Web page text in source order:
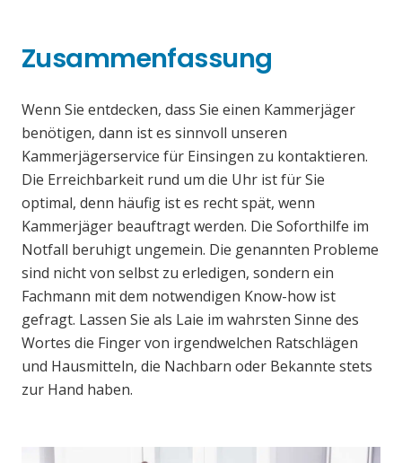
Zusammenfassung
Wenn Sie entdecken, dass Sie einen Kammerjäger
benötigen, dann ist es sinnvoll unseren
Kammerjägerservice für Einsingen zu kontaktieren.
Die Erreichbarkeit rund um die Uhr ist für Sie
optimal, denn häufig ist es recht spät, wenn
Kammerjäger beauftragt werden. Die Soforthilfe im
Notfall beruhigt ungemein. Die genannten Probleme
sind nicht von selbst zu erledigen, sondern ein
Fachmann mit dem notwendigen Know-how ist
gefragt. Lassen Sie als Laie im wahrsten Sinne des
Wortes die Finger von irgendwelchen Ratschlägen
und Hausmitteln, die Nachbarn oder Bekannte stets
zur Hand haben.